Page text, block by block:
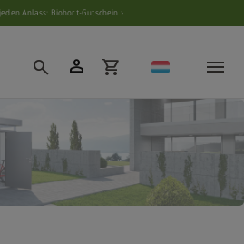
Anlass: Biohort-Gutschein ›
search person shopping_cart